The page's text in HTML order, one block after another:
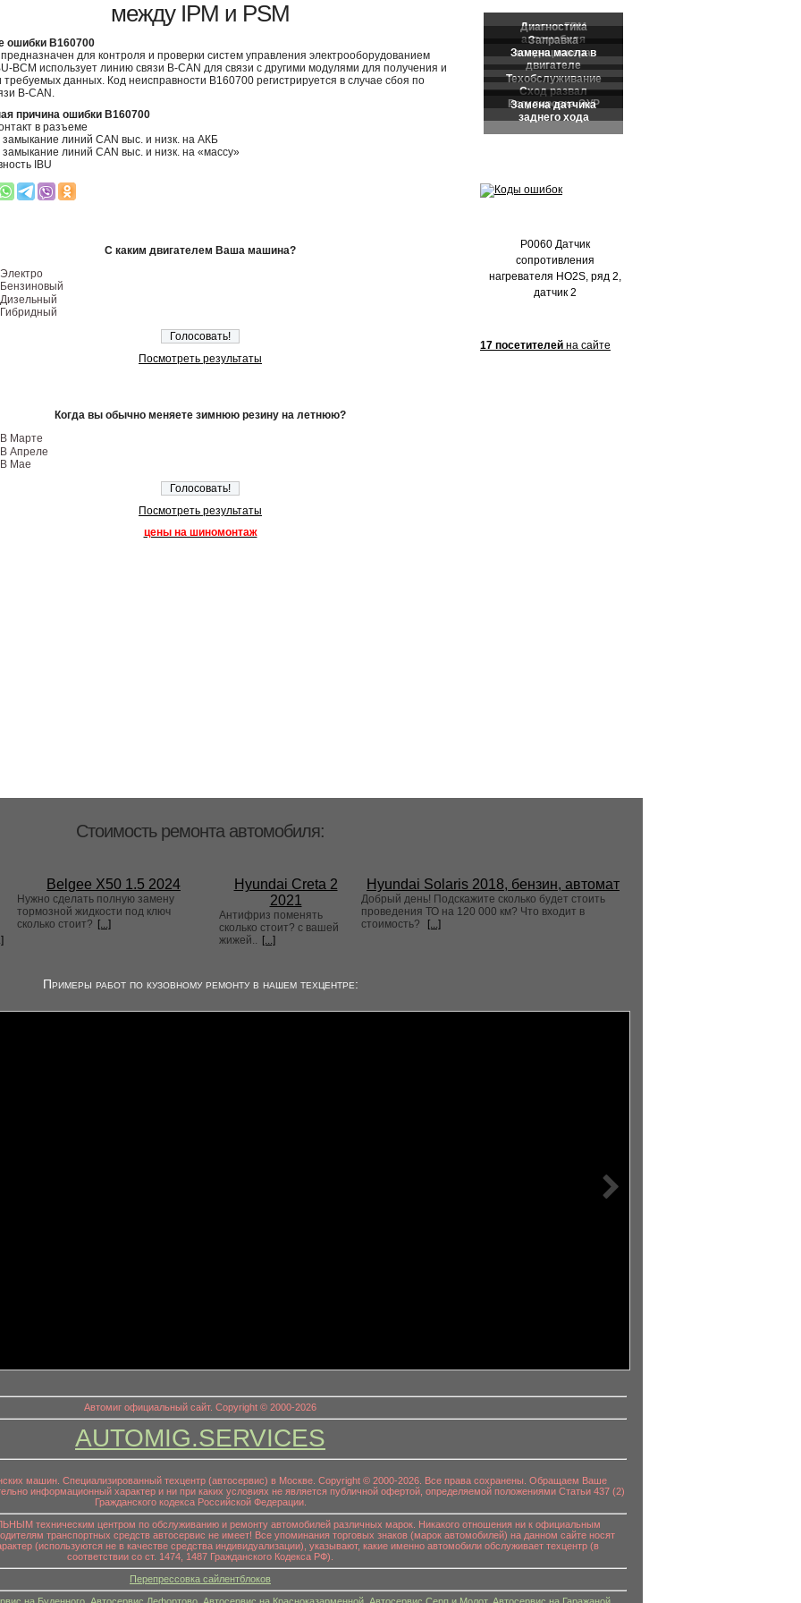
между IPM и PSM
ошибки B160700
предназначен для контроля и проверки систем управления электрооборудованием
BCM использует линию связи B-CAN для связи с другими модулями для получения и
требуемых данных. Код неисправности B160700 регистрируется в случае сбоя по
B-CAN.
причина ошибки B160700
в разъеме
замыкание линий CAN выс. и низк. на АКБ
замыкание линий CAN выс. и низк. на «массу»
IBU
С каким двигателем Ваша машина?
Электро
Бензиновый
Дизельный
Гибридный
Посмотреть результаты
Когда вы обычно меняете зимнюю резину на летнюю?
В Марте
В Апреле
В Мае
Посмотреть результаты
цены на шиномонтаж
P0060 Датчик
сопротивления
нагревателя HO2S, ряд 2,
датчик 2
17 посетителей на сайте
Стоимость ремонта автомобиля:
Belgee X50 1.5 2024
Нужно сделать полную замену
тормозной жидкости под ключ
сколько стоит? [...]
Hyundai Creta 2
2021
Антифриз поменять
сколько стоит? с вашей
жижей.. [...]
Hyundai Solaris 2018, бензин, автомат
Добрый день! Подскажите сколько будет стоить
проведения ТО на 120 000 км? Что входит в
стоимость?
[...]
Примеры работ по кузовному ремонту в нашем техцентре:
Автомиг официальный сайт. Copyright © 2000-2026
AUTOMIG.SERVICES
машин. Специализированный техцентр (автосервис) в Москве. Copyright © 2000-2026. Все права сохранены. Обращаем Ваше
информационный характер и ни при каких условиях не является публичной офертой, определяемой положениями Статьи 437 (2)
Гражданского кодекса Российской Федерации.
техническим центром по обслуживанию и ремонту автомобилей различных марок. Никакого отношения ни к официальным
транспортных средств автосервис не имеет! Все упоминания торговых знаков (марок автомобилей) на данном сайте носят
(используются не в качестве средства индивидуализации), указывают, какие именно автомобили обслуживает техцентр (в
соответствии со ст. 1474, 1487 Гражданского Кодекса РФ).
Перепрессовка сайлентблоков